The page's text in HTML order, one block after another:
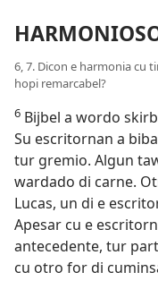
6, 7. Dicon e harmonia cu
hopi remarcabel?
6 Bijbel a wordo
Su escritornan a
tur gremio. Algun
wardado di carne.
Lucas, un di e
Apesar cu e
antecedente, tur
cu otro for di